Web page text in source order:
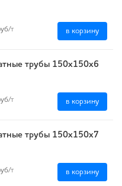
/т в корзину
трубы 150x150x6
/т в корзину
трубы 150x150x7
/т в корзину